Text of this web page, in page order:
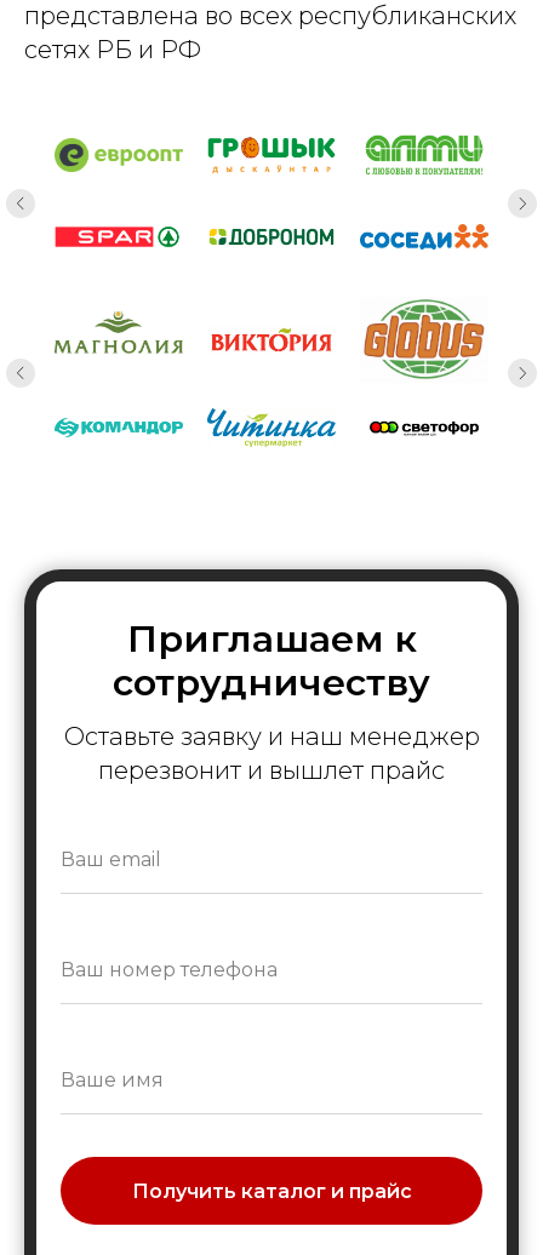
представлена во всех республиканских
сетях РБ и РФ
Приглашаем к
сотрудничеству
Оставьте заявку и наш менеджер
перезвонит и вышлет прайс
Получить каталог и прайс